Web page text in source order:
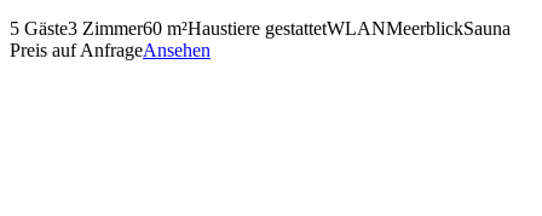
5 Gäste3 Zimmer60 m²Haustiere gestattetWLANMeerblickSauna
Preis auf AnfrageAnsehen